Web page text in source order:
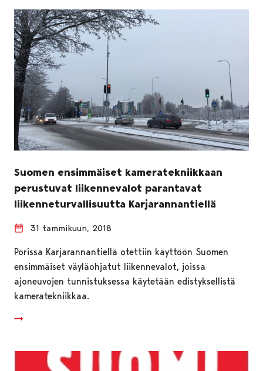
Suomen ensimmäiset kameratekniikkaan
perustuvat liikennevalot parantavat
liikenneturvallisuutta Karjarannantiellä
31 tammikuun, 2018
Porissa Karjarannantiellä otettiin käyttöön Suomen
ensimmäiset väyläohjatut liikennevalot, joissa
ajoneuvojen tunnistuksessa käytetään edistyksellistä
kameratekniikkaa.